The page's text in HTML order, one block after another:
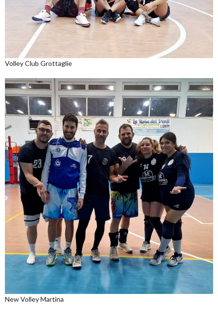
Volley Club Grottaglie
New Volley Martina